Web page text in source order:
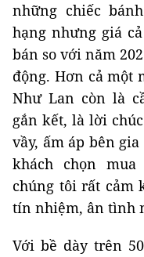
những chiếc
hạng nhưng giá
bán so với năm
động. Hơn cả một
Như Lan còn là
gắn kết, là lời
vầy, ấm áp bên
khách chọn
chúng tôi rất cảm
tín nhiệm, ân tình
Với bề dày trên